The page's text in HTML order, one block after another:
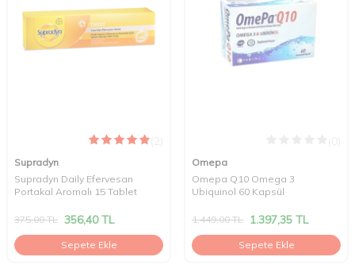
Supradyn
Supradyn Daily Efervesan
Portakal Aromalı 15 Tablet
375,00TL 356,40TL
Sepete Ekle
Omepa
Omepa Q10 Omega 3
Ubiquinol 60 Kapsül
1.449,00TL 1.397,35 TL
Sepete Ekle